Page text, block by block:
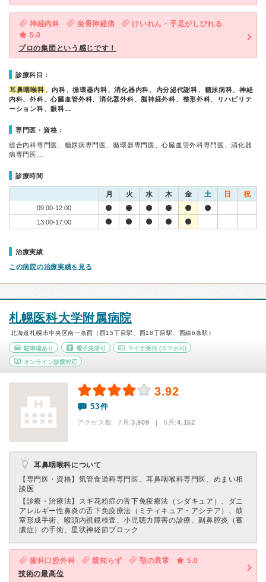
神経内科 坐骨神経痛
けいれん・手足がしびれる
5.0
プロの集団という感じです！
診療科目：
耳鼻咽喉科 、内科、循環器内科、消化器内科、内分泌代謝科、糖尿病科、神経
内科、外科、心臓血管外科、消化器外科、脳神経外科、整形外科、リハビリテ
ーション科、眼科…
専門医・資格：
総合内科専門医、糖尿病専門医、循環器専門医、心臓血管外科専門医、消化器
病専門医…
診療時間
月 火 水 木 金 土 日 祝
09:00-12:00
13:00-17:00
治療実績
この病院の治療実績を見る
札幌医科大学附属病院
北海道札幌市中央区南一条西（西15丁目駅、西18丁目駅、西線6条駅）
駐車場あり 電子決済可 マイナ受付 (スマホ可)
オンライン診療対応
3.92
53件
アクセス数 7月:3,909 | 6月:4,152
耳鼻咽喉科について
【専門医・資格】 気管食道科専門医、耳鼻咽喉科専門医、めまい相
談医
【診療・治療法】 スギ花粉症の舌下免疫療法（シダキュア）、ダニ
アレルギー性鼻炎の舌下免疫療法（ミティキュア・アシテア）、鼓
室形成手術、喉頭内視鏡検査、小児聴力障害の診療、副鼻腔炎（蓄
膿症）の手術、星状神経節ブロック
歯科口腔外科 親知らず 顎の異常
5.0
技術の最高位